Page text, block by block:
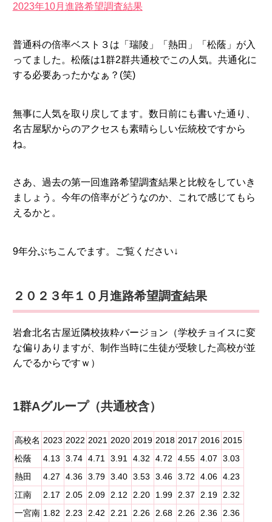
2023年10月進路希望調査結果
普通科の倍率ベスト３は「瑞陵」「熱田」「松蔭」が入
ってました。松蔭は1群2群共通校でこの人気。共通化に
する必要あったかなぁ？(笑)
無事に人気を取り戻してます。数日前にも書いた通り、
名古屋駅からのアクセスも素晴らしい伝統校ですから
ね。
さあ、過去の第一回進路希望調査結果と比較をしていき
ましょう。今年の倍率がどうなのか、これで感じてもら
えるかと。
9年分ぶちこんでます。ご覧ください↓
２０２３年１０月進路希望調査結果
岩倉北名古屋近隣校抜粋バージョン（学校チョイスに変
な偏りありますが、制作当時に生徒が受験した高校が並
んでるからですｗ）
1群Aグループ（共通校含）
高校名 2023 2022 2021 2020 2019 2018 2017 2016 2015
松蔭
4.13 3.74 4.71 3.91 4.32 4.72 4.55 4.07
3.03
熱田
4.27 4.36 3.79 3.40 3.53 3.46 3.72 4.06
4.23
江南
2.17 2.05 2.09 2.12 2.20 1.99 2.37 2.19
2.32
一宮南 1.82 2.23 2.42 2.21 2.26 2.68 2.26 2.36
2.36